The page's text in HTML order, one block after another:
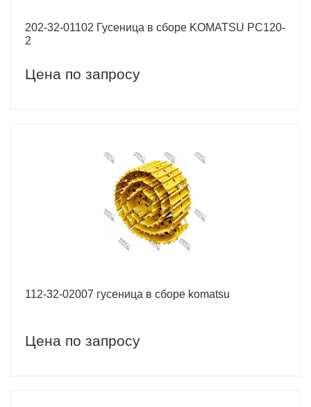
202-32-01102 Гусеница в сборе KOMATSU PC120-
2
Цена по запросу
112-32-02007 гусеница в сборе komatsu
Цена по запросу